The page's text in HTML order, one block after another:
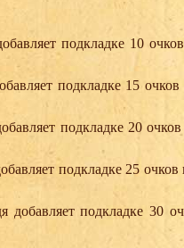
подкладке 10
подкладке 15
подкладке 20
подкладке 25
добавляет подкладке 30